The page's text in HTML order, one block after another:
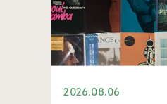
2026.08.06